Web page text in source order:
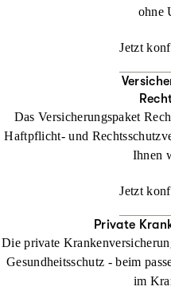
ohne
Jetzt
Das Versicherungspaket
Haftpflicht- und
Ihnen
Jetzt
Private
Die private
Gesundheitsschutz - beim
im